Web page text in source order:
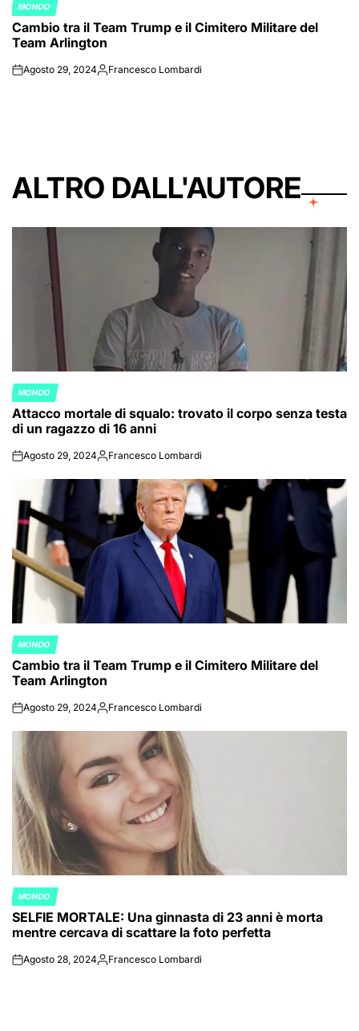
POSTED
IN
MONDO
Cambio tra il Team Trump e il Cimitero Militare del
Team Arlington
onAgosto 29, 2024Posted
Francesco Lombardi
ALTRO DALL'AUTORE
POSTED
IN
MONDO
Attacco mortale di squalo: trovato il corpo senza testa
di un ragazzo di 16 anni
onAgosto 29, 2024Posted
Francesco Lombardi
POSTED
IN
MONDO
Cambio tra il Team Trump e il Cimitero Militare del
Team Arlington
onAgosto 29, 2024Posted
Francesco Lombardi
POSTED
IN
MONDO
SELFIE MORTALE: Una ginnasta di 23 anni è morta
mentre cercava di scattare la foto perfetta
onAgosto 28, 2024Posted
Francesco Lombardi